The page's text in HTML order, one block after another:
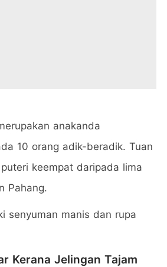
anakanda
10 orang adik-beradik. Tuan
keempat daripada lima
Pahang.
senyuman manis dan rupa
Kerana Jelingan Tajam